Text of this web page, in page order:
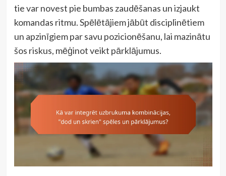
tie var novest pie bumbas zaudēšanas un izjaukt
komandas ritmu. Spēlētājiem jābūt disciplinētiem
un apzinīgiem par savu pozicionēšanu, lai mazinātu
šos riskus, mēģinot veikt pārklājumus.